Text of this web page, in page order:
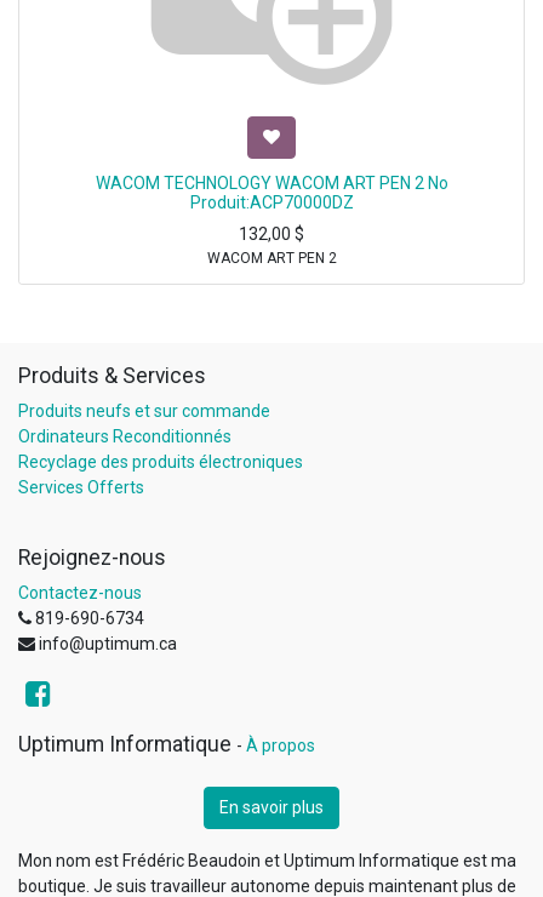
WACOM TECHNOLOGY WACOM ART PEN 2 No
Produit:ACP70000DZ
132,00 $
WACOM ART PEN 2
Produits & Services
Produits neufs et sur commande
Ordinateurs Reconditionnés
Recyclage des produits électroniques
Services Offerts
Rejoignez-nous
Contactez-nous
819-690-6734
info@uptimum.ca
Uptimum Informatique - À propos
En savoir plus
Mon nom est Frédéric Beaudoin et Uptimum Informatique est ma
boutique. Je suis travailleur autonome depuis maintenant plus de